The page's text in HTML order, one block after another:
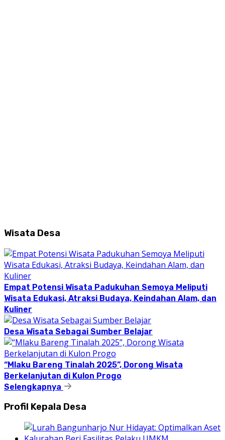
Wisata Desa
Empat Potensi Wisata Padukuhan Semoya Meliputi
Wisata Edukasi, Atraksi Budaya, Keindahan Alam, dan
Kuliner
Desa Wisata Sebagai Sumber Belajar
“Mlaku Bareng Tinalah 2025”, Dorong Wisata
Berkelanjutan di Kulon Progo
Selengkapnya
Profil Kepala Desa